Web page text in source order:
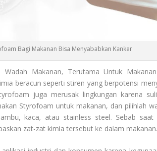
Bagi Makanan Bisa Menyababkan Kanker
Makanan, Terutama Untuk
beracun seperti stiren yang berpotensi
juga merusak lingkungan karena
Styrofoam untuk makanan, dan pilihlah
kaca, atau stainless steel. Sebab saat
zat-zat kimia tersebut ke dalam makanan.